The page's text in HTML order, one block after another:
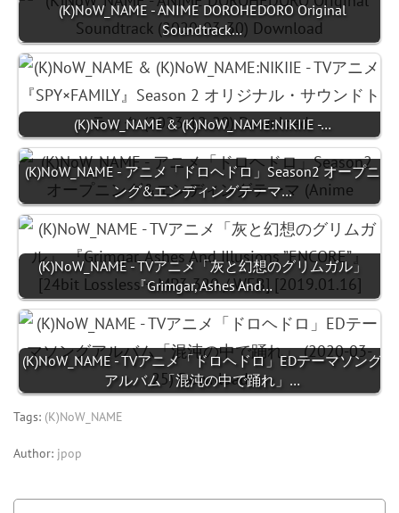
(K)NoW_NAME - ANIME DOROHEDORO Original
Soundtrack…
(K)NoW_NAME & (K)NoW_NAME:NIKIIE -…
(K)NoW_NAME - アニメ「ドロヘドロ」Season2 オープニ
ング&エンディングテーマ…
(K)NoW_NAME - TVアニメ「灰と幻想のグリムガル」
『Grimgar, Ashes And…
(K)NoW_NAME - TVアニメ「ドロヘドロ」EDテーマソング
アルバム「混沌の中で踊れ」…
Tags: (K)NoW_NAME
Author: jpop